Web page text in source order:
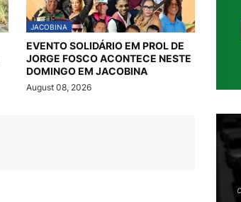
JACOBINA
EVENTO SOLIDÁRIO EM PROL DE
JORGE FOSCO ACONTECE NESTE
DOMINGO EM JACOBINA
August 08, 2026